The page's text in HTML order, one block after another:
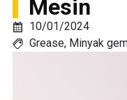
Mesin
10/01/2024
Grease, Minyak